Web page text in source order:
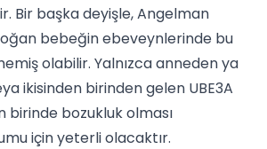
Bir başka deyişle, Angelman
bebeğin ebeveynlerinde bu
olabilir. Yalnızca anneden ya
ikisinden birinden gelen UBE3A
birinde bozukluk olması
için yeterli olacaktır.